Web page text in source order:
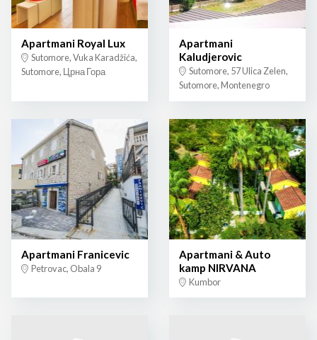
Apartmani Royal Lux
Sutomore, Vuka Karadžića,
Sutomore, Црна Гора
Apartmani
Kaludjerovic
Sutomore, 57 Ulica Zelen,
Sutomore, Montenegro
Apartmani Franicevic
Petrovac, Obala 9
Apartmani & Auto
kamp NIRVANA
Kumbor